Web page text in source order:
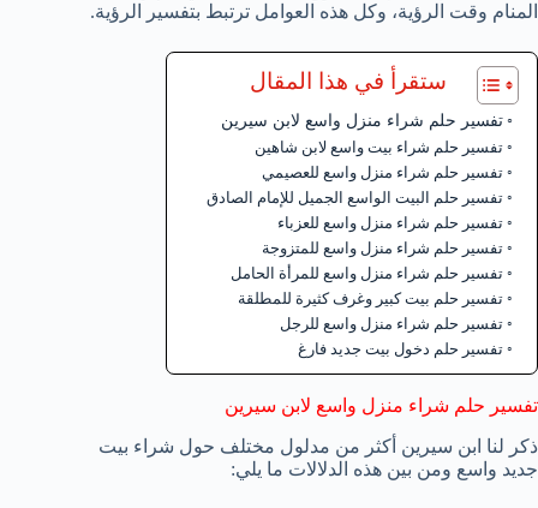
المنام وقت الرؤية، وكل هذه العوامل ترتبط بتفسير الرؤية.
ستقرأ في هذا المقال
تفسير حلم شراء منزل واسع لابن سيرين
تفسير حلم شراء بيت واسع لابن شاهين
تفسير حلم شراء منزل واسع للعصيمي
تفسير حلم البيت الواسع الجميل للإمام الصادق
تفسير حلم شراء منزل واسع للعزباء
تفسير حلم شراء منزل واسع للمتزوجة
تفسير حلم شراء منزل واسع للمرأة الحامل
تفسير حلم بيت كبير وغرف كثيرة للمطلقة
تفسير حلم شراء منزل واسع للرجل
تفسير حلم دخول بيت جديد فارغ
تفسير حلم شراء منزل واسع لابن سيرين
ذكر لنا ابن سيرين أكثر من مدلول مختلف حول شراء بيت
جديد واسع ومن بين هذه الدلالات ما يلي: